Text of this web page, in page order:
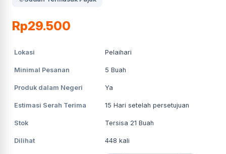
Rp29.500
Lokasi Pelaihari
Minimal Pesanan 5 Buah
Produk dalam Negeri Ya
Estimasi Serah Terima 15 Hari setelah persetujuan
Stok Tersisa 21 Buah
Dilihat 448 kali